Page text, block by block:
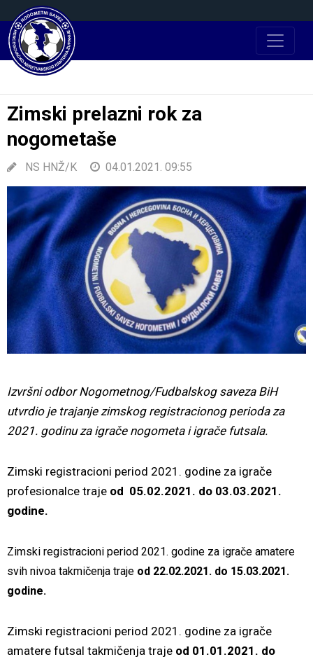
Zimski prelazni rok za
nogometaše
NS HNŽ/K 04.01.2021. 09:55
Izvršni odbor Nogometnog/Fudbalskog saveza BiH
utvrdio je trajanje zimskog registracionog perioda za
2021. godinu za igrače nogometa i igrače futsala.
Zimski registracioni period 2021. godine za igrače
profesionalce traje od 05.02.2021. do 03.03.2021.
godine.
Zimski registracioni period 2021. godine za igrače amatere
svih nivoa takmičenja traje od 22.02.2021. do 15.03.2021.
godine.
Zimski registracioni period 2021. godine za igrače
amatere futsal takmičenja traje od 01.01.2021. do